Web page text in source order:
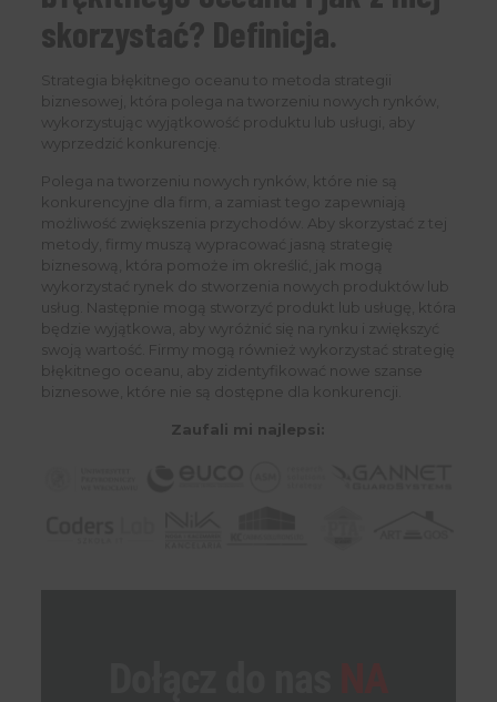
skorzystać? Definicja.
Strategia błękitnego oceanu to metoda strategii
biznesowej, która polega na tworzeniu nowych rynków,
wykorzystując wyjątkowość produktu lub usługi, aby
wyprzedzić konkurencję.
Polega na tworzeniu nowych rynków, które nie są
konkurencyjne dla firm, a zamiast tego zapewniają
możliwość zwiększenia przychodów. Aby skorzystać z tej
metody, firmy muszą wypracować jasną strategię
biznesową, która pomoże im określić, jak mogą
wykorzystać rynek do stworzenia nowych produktów lub
usług. Następnie mogą stworzyć produkt lub usługę, która
będzie wyjątkowa, aby wyróżnić się na rynku i zwiększyć
swoją wartość. Firmy mogą również wykorzystać strategię
błękitnego oceanu, aby zidentyfikować nowe szanse
biznesowe, które nie są dostępne dla konkurencji.
Zaufali mi najlepsi: